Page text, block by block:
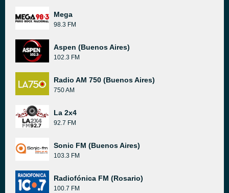
Mega
98.3 FM
Aspen (Buenos Aires)
102.3 FM
Radio AM 750 (Buenos Aires)
750 AM
La 2x4
92.7 FM
Sonic FM (Buenos Aires)
103.3 FM
Radiofónica FM (Rosario)
100.7 FM